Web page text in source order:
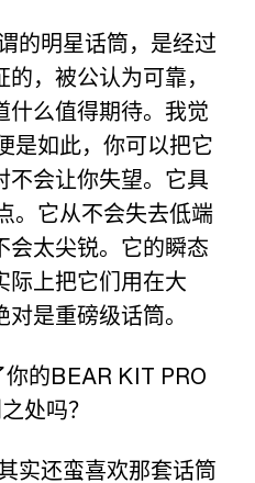
的明星话筒，是经过
，被公认为可靠，
什么值得期待。我觉
是如此，你可以把它
不会让你失望。它具
。它从不会失去低端
会太尖锐。它的瞬态
际上把它们用在大
是重磅级话筒。
的BEAR KIT PRO
处吗？
实还蛮喜欢那套话筒